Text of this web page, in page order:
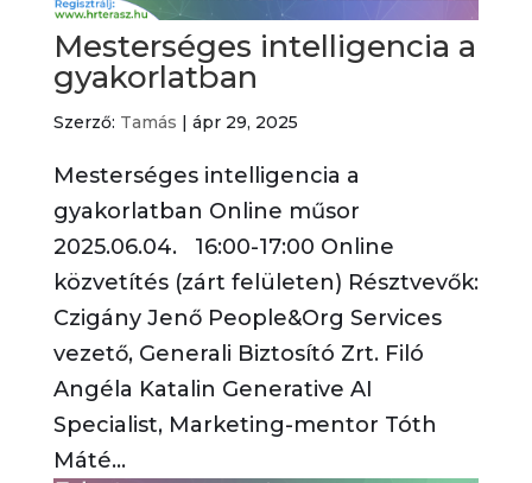
Mesterséges intelligencia a
gyakorlatban
Szerző: Tamás | ápr 29, 2025
Mesterséges intelligencia a
gyakorlatban Online műsor
2025.06.04. 16:00-17:00 Online
közvetítés (zárt felületen) Résztvevők:
Czigány Jenő People&Org Services
vezető, Generali Biztosító Zrt. Filó
Angéla Katalin Generative AI
Specialist, Marketing-mentor Tóth
Máté...